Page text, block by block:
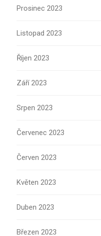
Prosinec 2023
Listopad 2023
Říjen 2023
Září 2023
Srpen 2023
Červenec 2023
Červen 2023
Květen 2023
Duben 2023
Březen 2023